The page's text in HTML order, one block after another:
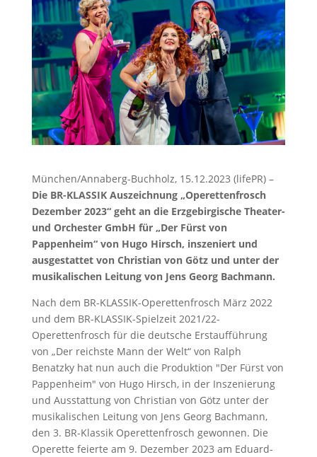
München/Annaberg-Buchholz, 15.12.2023 (lifePR) –
Die BR-KLASSIK Auszeichnung „Operettenfrosch
Dezember 2023“ geht an die Erzgebirgische Theater-
und Orchester GmbH für „Der Fürst von
Pappenheim“ von Hugo Hirsch, inszeniert und
ausgestattet von Christian von Götz und unter der
musikalischen Leitung von Jens Georg Bachmann.
Nach dem BR-KLASSIK-Operettenfrosch März 2022
und dem BR-KLASSIK-Spielzeit 2021/22-
Operettenfrosch für die deutsche Erstaufführung
von „Der reichste Mann der Welt“ von Ralph
Benatzky hat nun auch die Produktion "Der Fürst von
Pappenheim" von Hugo Hirsch, in der Inszenierung
und Ausstattung von Christian von Götz unter der
musikalischen Leitung von Jens Georg Bachmann,
den 3. BR-Klassik Operettenfrosch gewonnen. Die
Operette feierte am 9. Dezember 2023 am Eduard-